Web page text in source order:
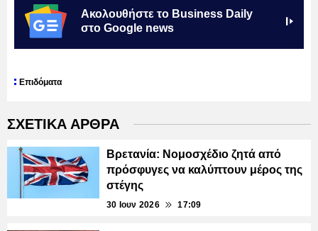
Ακολουθήστε το Business Daily
στο Google news
Επιδόματα
ΣΧΕΤΙΚΑ ΑΡΘΡΑ
Βρετανία: Νομοσχέδιο ζητά από
πρόσφυγες να καλύπτουν μέρος της
στέγης
30 Ιουν 2026 17:09